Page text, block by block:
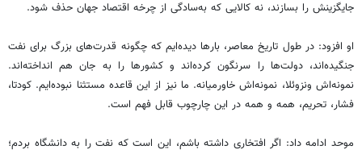
جایگزینش را بسازند، نه کالایی که به‌سادگی از چرخه اقتصاد جهان حذف شود.
او افزود: در طول تاریخ معاصر، بارها دیده‌ایم که چگونه قدرت‌های بزرگ برای نفت
جنگیده‌اند، دولت‌ها را سرنگون کرده‌اند و کشورها را به جان هم انداخته‌اند.
نمونه‌اش ونزوئلا، نمونه‌اش خاورمیانه. ما نیز از این قاعده مستثنا نبوده‌ایم. کودتا،
فشار، تحریم، همه و همه در این چارچوب قابل فهم است.
موحد ادامه داد: اگر افتخاری داشته باشم، این است که نفت را به دانشگاه بردم؛